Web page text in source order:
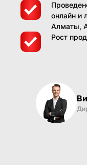
онлайн и
Алматы,
Рост